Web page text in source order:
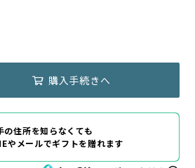
購入手続きへ
の住所を知らなくても
やメールでギフトを贈れます